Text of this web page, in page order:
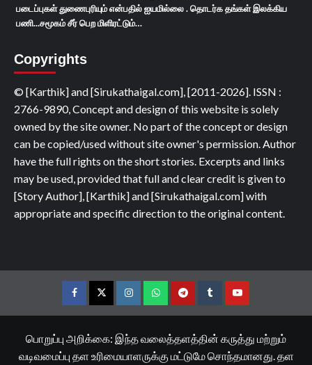
படைப்புகள் துணைபுரியும் என்பதில் ஐயமில்லை . தொடர்க தங்கள் இலக்கிய
பணி...சமூகம் சீர் பெற மிளிரட்டும்…
Copyrights
© [Karthik] and [Sirukathaigal.com], [2011-2026]. ISSN :
2766-9890, Concept and design of this website is solely
owned by the site owner. No part of the concept or design
can be copied/used without site owner's permission. Author
have the full rights on the short stories. Excerpts and links
may be used, provided that full and clear credit is given to
[Story Author], [Karthik] and [Sirukathaigal.com] with
appropriate and specific direction to the original content.
FacebookTwitterInstagramWhatsappTelegramTumblrYouTube
பொறுப்பு அறிக்கை: இந்த வலைத்தளத்தின் கருத்து மற்றும்
வடிவமைப்பு தள உரிமையாளருக்கு மட்டுமே சொந்தமானது. தள